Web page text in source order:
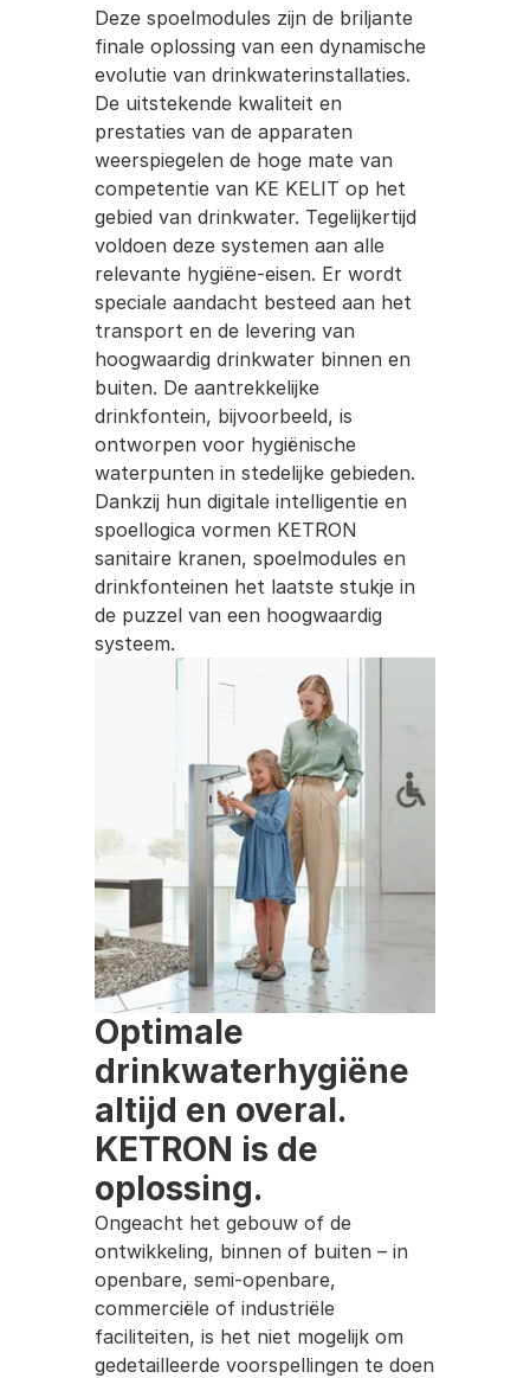
Deze spoelmodules zijn de briljante
finale oplossing van een dynamische
evolutie van drinkwaterinstallaties.
De uitstekende kwaliteit en
prestaties van de apparaten
weerspiegelen de hoge mate van
competentie van KE KELIT op het
gebied van drinkwater. Tegelijkertijd
voldoen deze systemen aan alle
relevante hygiëne-eisen. Er wordt
speciale aandacht besteed aan het
transport en de levering van
hoogwaardig drinkwater binnen en
buiten. De aantrekkelijke
drinkfontein, bijvoorbeeld, is
ontworpen voor hygiënische
waterpunten in stedelijke gebieden.
Dankzij hun digitale intelligentie en
spoellogica vormen KETRON
sanitaire kranen, spoelmodules en
drinkfonteinen het laatste stukje in
de puzzel van een hoogwaardig
systeem.
Optimale
drinkwaterhygiëne
altijd en overal.
KETRON is de
oplossing.
Ongeacht het gebouw of de
ontwikkeling, binnen of buiten – in
openbare, semi-openbare,
commerciële of industriële
faciliteiten, is het niet mogelijk om
gedetailleerde voorspellingen te doen